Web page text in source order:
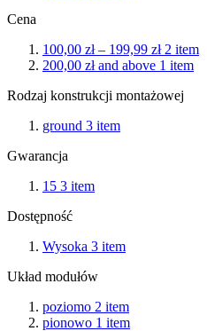
Cena
100,00 zł– 199,99 zł 2 item
200,00 złand above 1 item
Rodzaj konstrukcji montażowej
ground 3 item
Gwarancja
15 3 item
Dostępność
Wysoka 3 item
Układ modułów
poziomo 2 item
pionowo 1 item